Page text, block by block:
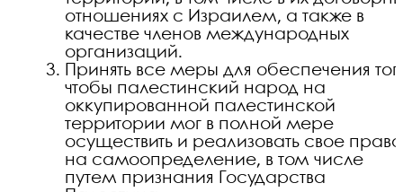
отношениях с Израилем, а также в
качестве членов международных
организаций.
Принять все меры для обеспечения
чтобы палестинский народ на
оккупированной палестинской
территории мог в полной мере
осуществить и реализовать свое право
на самоопределение, в том числе
путем признания Государства